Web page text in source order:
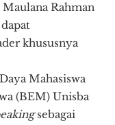
Rahman
khususnya
Mahasiswa
(BEM) Unisba
sebagai